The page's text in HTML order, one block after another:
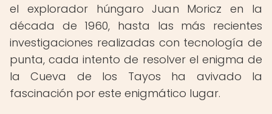
el explorador húngaro Juan Moricz en la
década de 1960, hasta las más recientes
investigaciones realizadas con tecnología de
punta, cada intento de resolver el enigma de
la Cueva de los Tayos ha avivado la
fascinación por este enigmático lugar.